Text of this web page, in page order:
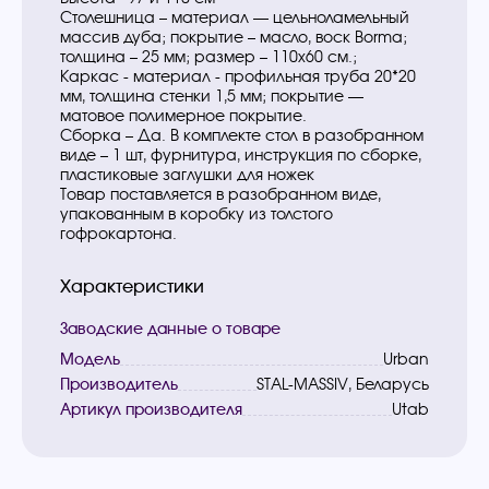
Столешница – материал — цельноламельный
массив дуба; покрытие – масло, воск Borma;
толщина – 25 мм; размер – 110х60 см.;
Каркас - материал - профильная труба 20*20
мм, толщина стенки 1,5 мм; покрытие —
матовое полимерное покрытие.
Сборка – Да. В комплекте стол в разобранном
виде – 1 шт, фурнитура, инструкция по сборке,
пластиковые заглушки для ножек
Товар поставляется в разобранном виде,
упакованным в коробку из толстого
гофрокартона.
Характеристики
Заводские данные о товаре
Модель
Urban
Производитель
STAL-MASSIV, Беларусь
Артикул производителя
Utab